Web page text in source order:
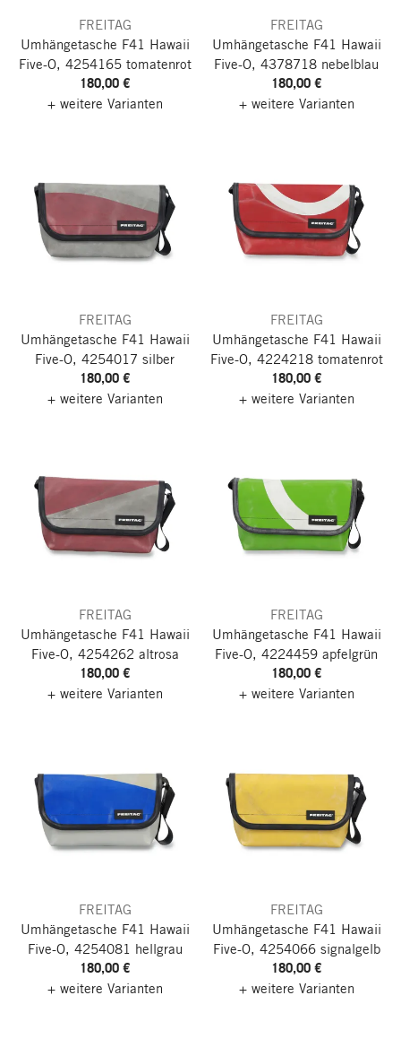
FREITAG
Umhängetasche F41 Hawaii
Five-O, 4254165 tomatenrot
180,00 €
+ weitere Varianten
FREITAG
Umhängetasche F41 Hawaii
Five-O, 4378718 nebelblau
180,00 €
+ weitere Varianten
FREITAG
Umhängetasche F41 Hawaii
Five-O, 4254017 silber
180,00 €
+ weitere Varianten
FREITAG
Umhängetasche F41 Hawaii
Five-O, 4224218 tomatenrot
180,00 €
+ weitere Varianten
FREITAG
Umhängetasche F41 Hawaii
Five-O, 4254262 altrosa
180,00 €
+ weitere Varianten
FREITAG
Umhängetasche F41 Hawaii
Five-O, 4224459 apfelgrün
180,00 €
+ weitere Varianten
FREITAG
Umhängetasche F41 Hawaii
Five-O, 4254081 hellgrau
180,00 €
+ weitere Varianten
FREITAG
Umhängetasche F41 Hawaii
Five-O, 4254066 signalgelb
180,00 €
+ weitere Varianten